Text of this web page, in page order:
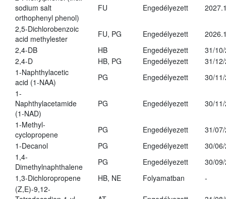
sodium salt
orthophenyl phenol)
FU Engedélyezett
2,5-Dichlorobenzoic
acid methylester
FU, PG Engedélyezett
2,4-DB
HB Engedélyezett
31/
2,4-D
HB, PG Engedélyezett
31/
1-Naphthylacetic
acid (1-NAA)
PG Engedélyezett
30/
1-
Naphthylacetamide
(1-NAD)
PG Engedélyezett 30/
1-Methyl-
cyclopropene
PG Engedélyezett
31/
1-Decanol
PG Engedélyezett
30/
1,4-
Dimethylnaphthalene
PG Engedélyezett
30/
1,3-Dichloropropene
HB, NE Folyamatban
-
(Z,E)-9,12-